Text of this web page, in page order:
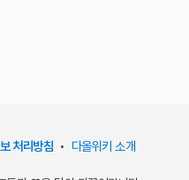
처리방침 • 다올위키 소개